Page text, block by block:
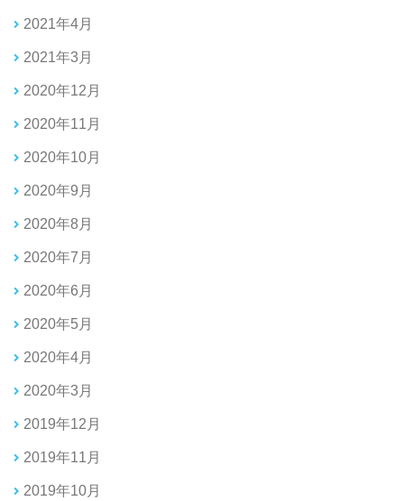
2021年4月
2021年3月
2020年12月
2020年11月
2020年10月
2020年9月
2020年8月
2020年7月
2020年6月
2020年5月
2020年4月
2020年3月
2019年12月
2019年11月
2019年10月